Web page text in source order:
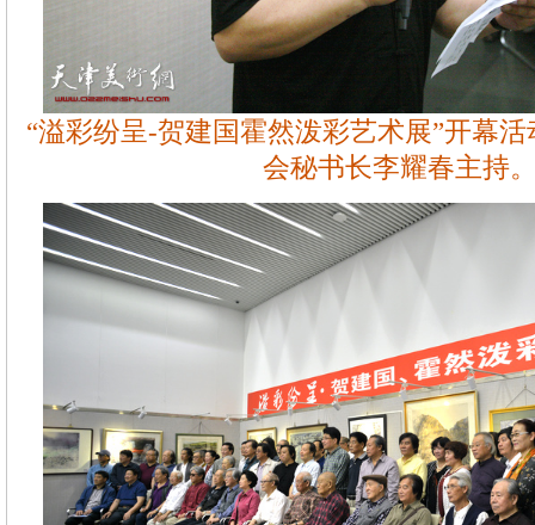
“溢彩纷呈-贺建国霍然泼彩艺术展”开幕
会秘书长李耀春主持